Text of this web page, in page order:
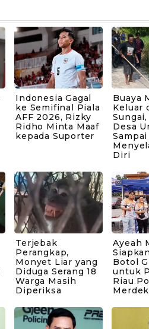
Indonesia Gagal
ke Semifinal Piala
AFF 2026, Rizky
Ridho Minta Maaf
kepada Suporter
Buaya
Keluar
Desa
Diri
Terjebak
Perangkap,
Monyet Liar yang
Diduga Serang 18
Warga Masih
Diperiksa
Ayeah
Botol
untuk
Riau